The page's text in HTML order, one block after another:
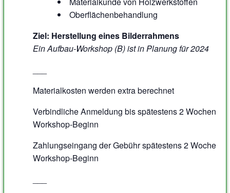
Oberflächenbehandlung
Ziel: Herstellung eines Bilderrahmens
Ein Aufbau-Workshop (B) ist in Planung für 2024
Materialkosten werden extra berechnet
Verbindliche Anmeldung bis spätestens 2 Wochen vor
Workshop-Beginn
Zahlungseingang der Gebühr spätestens 2 Wochen
Workshop-Beginn